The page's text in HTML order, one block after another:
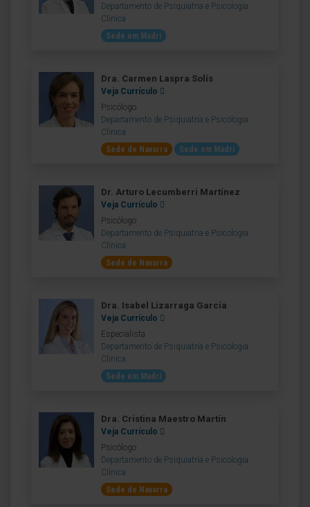
Departamento de Psiquiatria e Psicologia
Clínica
Sede em Madri
Dra. Carmen Laspra Solís
Veja Currículo
Psicólogo
Departamento de Psiquiatria e Psicologia
Clínica
Sede de Navarra
Sede em Madri
Dr. Arturo Lecumberri Martínez
Veja Currículo
Psicólogo
Departamento de Psiquiatria e Psicologia
Clínica
Sede de Navarra
Dra. Isabel Lizarraga García
Veja Currículo
Especialista
Departamento de Psiquiatria e Psicologia
Clínica
Sede em Madri
Dra. Cristina Maestro Martín
Veja Currículo
Psicólogo
Departamento de Psiquiatria e Psicologia
Clínica
Sede de Navarra